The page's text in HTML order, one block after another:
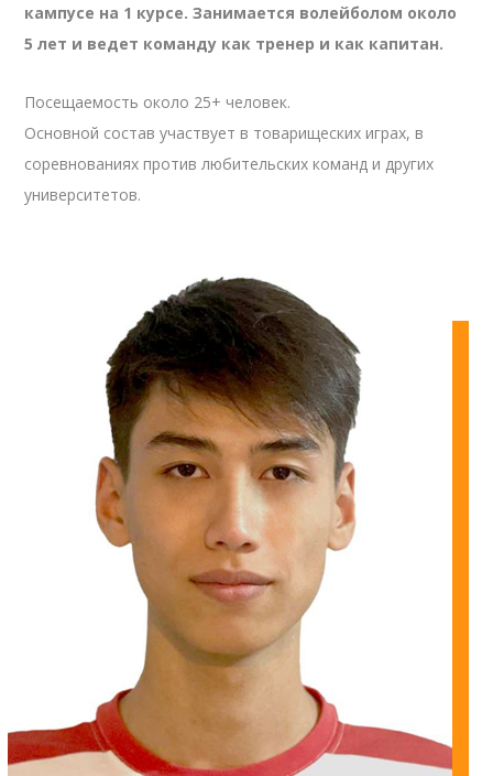
кампусе на 1 курсе. Занимается волейболом около
5 лет и ведет команду как тренер и как капитан.
Посещаемость около 25+ человек.
Основной состав участвует в товарищеских играх, в
соревнованиях против любительских команд и других
университетов.